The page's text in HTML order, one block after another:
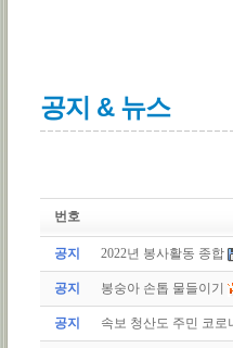
공지 & 뉴스
번호
공지 2022년 봉사활동 종합
공지 봉숭아 손톱 물들이기
공지 속보 청산도 주민 코로